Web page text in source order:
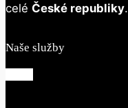
celé České republiky.
Naše služby